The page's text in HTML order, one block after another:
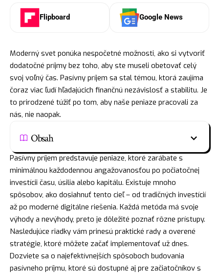
Flipboard Google News
Moderný svet ponúka nespočetné možnosti, ako si vytvoriť
dodatočné príjmy bez toho, aby ste museli obetovať celý
svoj voľný čas. Pasívny príjem sa stal témou, ktorá zaujíma
čoraz viac ľudí hľadajúcich finančnú nezávislosť a stabilitu. Je
to prirodzené túžiť po tom, aby naše peniaze pracovali za
nás, nie naopak.
Obsah
Pasívny príjem predstavuje peniaze, ktoré zarábate s
minimálnou každodennou angažovanosťou po počiatočnej
investícii času, úsilia alebo kapitálu. Existuje mnoho
spôsobov, ako dosiahnuť tento cieľ – od tradičných investícií
až po moderné digitálne riešenia. Každá metóda má svoje
výhody a nevýhody, preto je dôležité poznať rôzne prístupy.
Nasledujúce riadky vám prinesú praktické rady a overené
stratégie, ktoré môžete začať implementovať už dnes.
Dozviete sa o najefektívnejších spôsoboch budovania
pasívneho príjmu, ktoré sú dostupné aj pre začiatočníkov s